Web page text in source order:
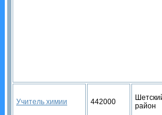
Учитель химии 442000
район